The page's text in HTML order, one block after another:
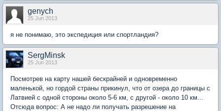
genych
25 Jun 2013
я не понимаю, это экспедиция или спортландия?
SergMinsk
25 Jun 2013
Посмотрев на карту нашей бескрайней и одновременно
маленькой, но гордой страны прикинул, что от озера до границы с
Латвией с одной стороны около 5-6 км, с другой - около 10 км...
Отсюда вопрос: А не надо ли получать разрешение на